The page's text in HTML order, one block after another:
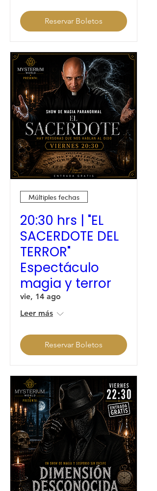
Reservar Boletos
Múltiples fechas
20:30 hrs | "EL
SACERDOTE DEL
TERROR"
Espectáculo
magia y terror
vie, 14 ago
Leer más
Reservar Boletos